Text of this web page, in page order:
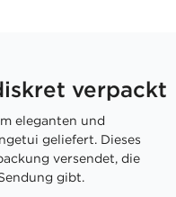
verpackt
eleganten und
geliefert. Dieses
versendet, die
gibt.